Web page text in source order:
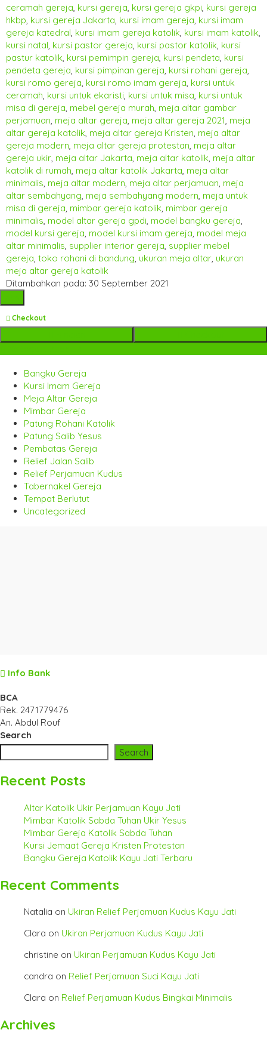
ceramah gereja, kursi gereja, kursi gereja gkpi, kursi gereja
hkbp, kursi gereja Jakarta, kursi imam gereja, kursi imam
gereja katedral, kursi imam gereja katolik, kursi imam katolik,
kursi natal, kursi pastor gereja, kursi pastor katolik, kursi
pastur katolik, kursi pemimpin gereja, kursi pendeta, kursi
pendeta gereja, kursi pimpinan gereja, kursi rohani gereja,
kursi romo gereja, kursi romo imam gereja, kursi untuk
ceramah, kursi untuk ekaristi, kursi untuk misa, kursi untuk
misa di gereja, mebel gereja murah, meja altar gambar
perjamuan, meja altar gereja, meja altar gereja 2021, meja
altar gereja katolik, meja altar gereja Kristen, meja altar
gereja modern, meja altar gereja protestan, meja altar
gereja ukir, meja altar Jakarta, meja altar katolik, meja altar
katolik di rumah, meja altar katolik Jakarta, meja altar
minimalis, meja altar modern, meja altar perjamuan, meja
altar sembahyang, meja sembahyang modern, meja untuk
misa di gereja, mimbar gereja katolik, mimbar gereja
minimalis, model altar gereja gpdi, model bangku gereja,
model kursi gereja, model kursi imam gereja, model meja
altar minimalis, supplier interior gereja, supplier mebel
gereja, toko rohani di bandung, ukuran meja altar, ukuran
meja altar gereja katolik
Ditambahkan pada: 30 September 2021
Checkout
Bangku Gereja
Kursi Imam Gereja
Meja Altar Gereja
Mimbar Gereja
Patung Rohani Katolik
Patung Salib Yesus
Pembatas Gereja
Relief Jalan Salib
Relief Perjamuan Kudus
Tabernakel Gereja
Tempat Berlutut
Uncategorized
Info Bank
BCA
Rek. 2471779476
An. Abdul Rouf
Search
Search
Recent Posts
Altar Katolik Ukir Perjamuan Kayu Jati
Mimbar Katolik Sabda Tuhan Ukir Yesus
Mimbar Gereja Katolik Sabda Tuhan
Kursi Jemaat Gereja Kristen Protestan
Bangku Gereja Katolik Kayu Jati Terbaru
Recent Comments
Natalia on Ukiran Relief Perjamuan Kudus Kayu Jati
Clara on Ukiran Perjamuan Kudus Kayu Jati
christine on Ukiran Perjamuan Kudus Kayu Jati
candra on Relief Perjamuan Suci Kayu Jati
Clara on Relief Perjamuan Kudus Bingkai Minimalis
Archives